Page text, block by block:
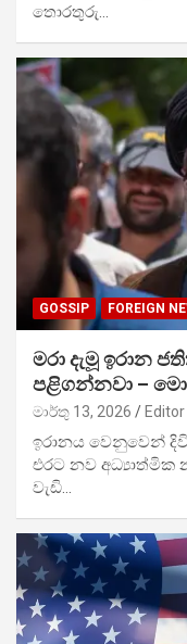
තොරතුරු…
GOSSIP FOREIGN
මරා දැමූ ඉරාන
පළිගන්නවා –
මාර්තු 13, 2026 Editor
ඉරානය වෙනුවෙන්
එරට නව අධ්‍යාත්මික
වැඩි…